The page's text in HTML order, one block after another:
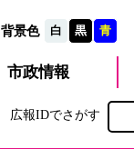
背景色 白 黒 青
市政情報
広報IDでさがす